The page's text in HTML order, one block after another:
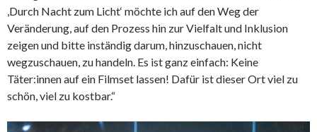
,Durch Nacht zum Licht‘ möchte ich auf den Weg der
Veränderung, auf den Prozess hin zur Vielfalt und Inklusion
zeigen und bitte inständig darum, hinzuschauen, nicht
wegzuschauen, zu handeln. Es ist ganz einfach: Keine
Täter:innen auf ein Filmset lassen! Dafür ist dieser Ort viel zu
schön, viel zu kostbar.“